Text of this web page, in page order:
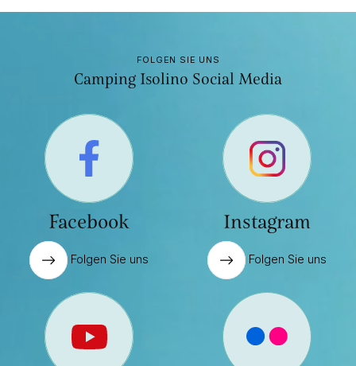
FOLGEN SIE UNS
Camping Isolino Social Media
Facebook
Folgen Sie uns
Instagram
Folgen Sie uns